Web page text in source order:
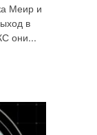
Меир и
в
они...